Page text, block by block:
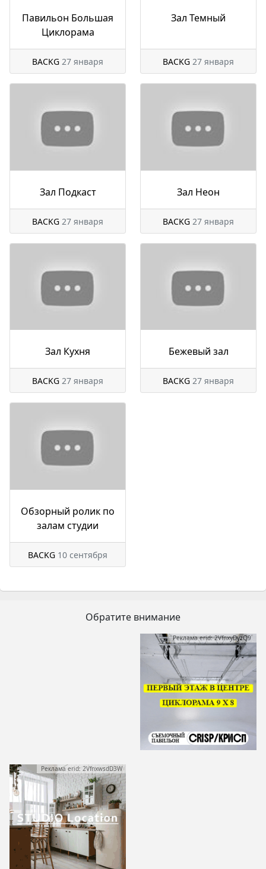
Павильон Большая
Циклорама
BACKG 27 января
Зал Темный
BACKG 27 января
Зал Подкаст
BACKG 27 января
Зал Неон
BACKG 27 января
Зал Кухня
BACKG 27 января
Бежевый зал
BACKG 27 января
Обзорный ролик по
залам студии
BACKG 10 сентября
Обратите внимание
Реклама erid: 2VfnxyDyzQ9
Реклама erid: 2VfnxwsdD3W